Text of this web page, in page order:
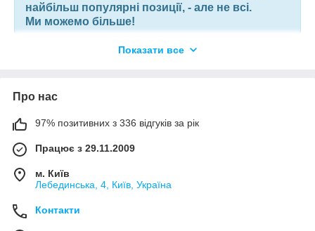
найбільш популярні позиції, - але не всі.
Ми можемо більше!
Якщо ви шукаєте конкретну позицію або заміну товару, який
вашим запитом, або аналоги інших виробників.
+380675038212(VIBER) | pm@elnik.shop
Ми не просто інтернет-магазин, а велика, оптова,
виробничих підприємств.
Показати все
Про нас
97% позитивних з 336 відгуків за рік
Працює з 29.11.2009
м. Київ
Лебединська, 4, Київ, Україна
Контакти